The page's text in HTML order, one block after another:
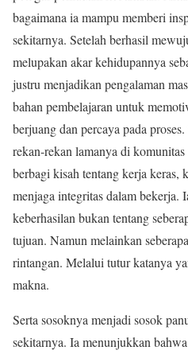
bagaimana ia mampu memberi
sekitarnya. Setelah berhasil
melupakan akar kehidupannya
justru menjadikan pengalaman
bahan pembelajaran untuk
berjuang dan percaya pada
rekan-rekan lamanya di
berbagi kisah tentang kerja keras,
menjaga integritas dalam bekerja.
keberhasilan bukan tentang
tujuan. Namun melainkan
rintangan. Melalui tutur katanya
makna.
Serta sosoknya menjadi sosok
sekitarnya. Ia menunjukkan